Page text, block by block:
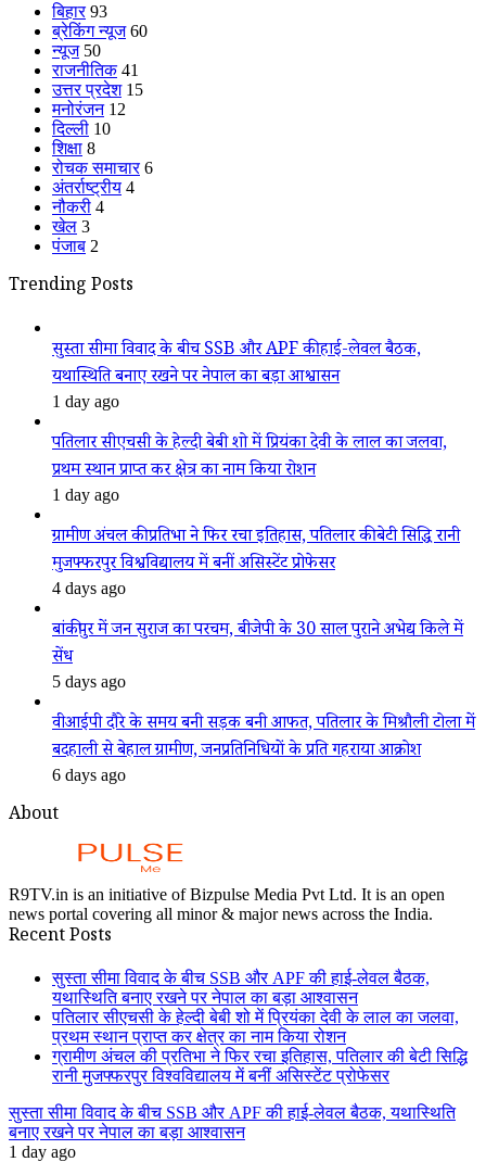
बिहार 93
ब्रेकिंग न्यूज 60
न्यूज 50
राजनीतिक 41
उत्तर प्रदेश 15
मनोरंजन 12
दिल्ली 10
शिक्षा 8
रोचक समाचार 6
अंतर्राष्ट्रीय 4
नौकरी 4
खेल 3
पंजाब 2
Trending Posts
सुस्ता सीमा विवाद के बीच SSB और APF की हाई-लेवल बैठक,
यथास्थिति बनाए रखने पर नेपाल का बड़ा आश्वासन
1 day ago
पतिलार सीएचसी के हेल्दी बेबी शो में प्रियंका देवी के लाल का जलवा,
प्रथम स्थान प्राप्त कर क्षेत्र का नाम किया रोशन
1 day ago
ग्रामीण अंचल की प्रतिभा ने फिर रचा इतिहास, पतिलार की बेटी सिद्धि रानी
मुजफ्फरपुर विश्वविद्यालय में बनीं असिस्टेंट प्रोफेसर
4 days ago
बांकीपुर में जन सुराज का परचम, बीजेपी के 30 साल पुराने अभेद्य किले में
सेंध
5 days ago
वीआईपी दौरे के समय बनी सड़क बनी आफत, पतिलार के मिश्रौली टोला में
बदहाली से बेहाल ग्रामीण, जनप्रतिनिधियों के प्रति गहराया आक्रोश
6 days ago
About
R9TV.in is an initiative of Bizpulse Media Pvt Ltd. It is an open
news portal covering all minor & major news across the India.
Recent Posts
सुस्ता सीमा विवाद के बीच SSB और APF की हाई-लेवल बैठक,
यथास्थिति बनाए रखने पर नेपाल का बड़ा आश्वासन
पतिलार सीएचसी के हेल्दी बेबी शो में प्रियंका देवी के लाल का जलवा,
प्रथम स्थान प्राप्त कर क्षेत्र का नाम किया रोशन
ग्रामीण अंचल की प्रतिभा ने फिर रचा इतिहास, पतिलार की बेटी सिद्धि
रानी मुजफ्फरपुर विश्वविद्यालय में बनीं असिस्टेंट प्रोफेसर
सुस्ता सीमा विवाद के बीच SSB और APF की हाई-लेवल बैठक, यथास्थिति
बनाए रखने पर नेपाल का बड़ा आश्वासन
1 day ago